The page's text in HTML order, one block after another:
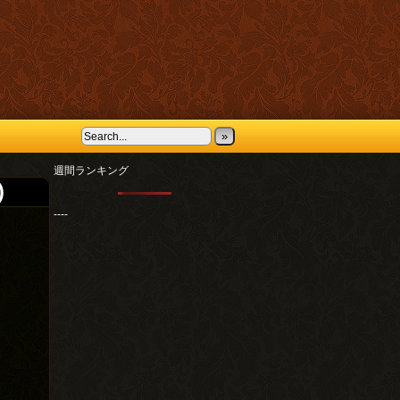
»
週間ランキング
----